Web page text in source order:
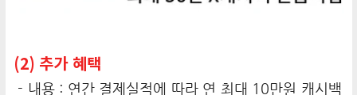
(2) 추가 혜택
- 내용 : 연간 결제실적에 따라 연 최대 10만원 캐시백